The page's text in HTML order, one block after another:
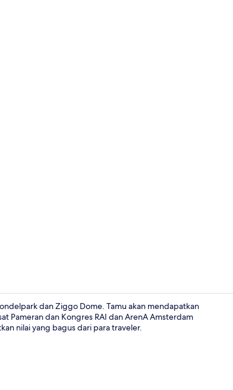
dan Ziggo Dome. Tamu akan mendapatkan
Pameran dan Kongres RAI dan ArenA Amsterdam
nilai yang bagus dari para traveler.